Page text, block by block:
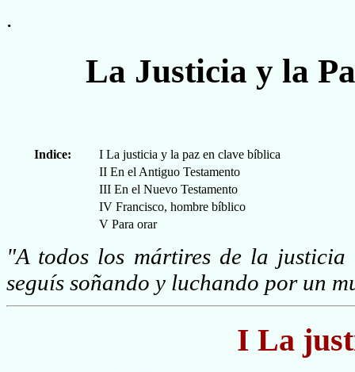
.
La Justicia y la
Indice:
I La justicia y la paz en clave bíblica
II En el Antiguo Testamento
III En el Nuevo Testamento
IV Francisco, hombre bíblico
V Para orar
"A todos los mártires de la
seguís soñando y luchando por un
I La